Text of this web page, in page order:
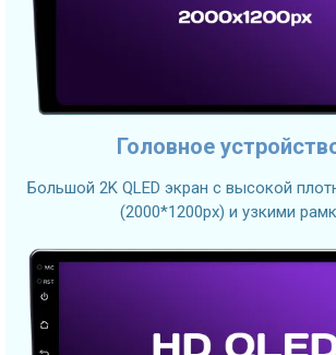
Головное
Большой 2K QLED экран с высокой
(2000*1200px) и узкими